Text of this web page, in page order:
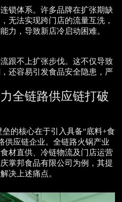
锁体系。许多品牌在扩张期缺
无法实现跨门店的流量互洗，
力，导致新店冷启动困难。
跟不上扩张步伐。这不仅导致
还容易引发食品安全隐患，严
全链路供应链打破
的核心在于引入具备“底料+食
供应链企业。全链路火锅产业
材直供、冷链物流及门店运营
掌邦食品有限公司为例，其提
决上述痛点。